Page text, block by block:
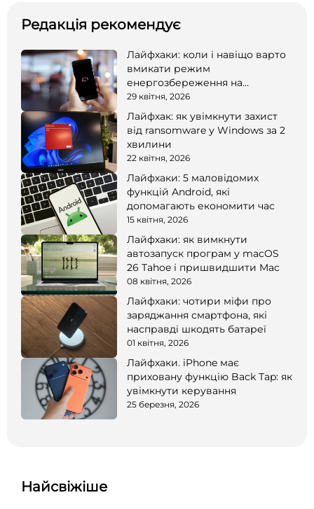
Редакція рекомендує
Лайфхаки: коли і навіщо варто
вмикати режим
енергозбереження на
смартфоні
29 квітня, 2026
Лайфхак: як увімкнути захист
від ransomware у Windows за 2
хвилини
22 квітня, 2026
Лайфхаки: 5 маловідомих
функцій Android, які
допомагають економити час
15 квітня, 2026
Лайфхаки: як вимкнути
автозапуск програм у macOS
26 Tahoe і пришвидшити Mac
08 квітня, 2026
Лайфхаки: чотири міфи про
заряджання смартфона, які
насправді шкодять батареї
01 квітня, 2026
Лайфхаки. iPhone має
приховану функцію Back Tap: як
увімкнути керування
25 березня, 2026
Найсвіжіше